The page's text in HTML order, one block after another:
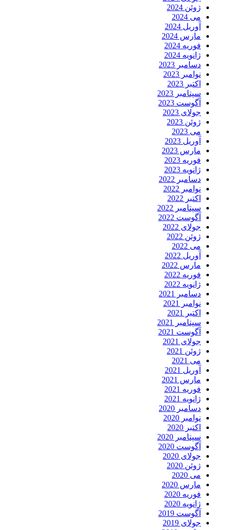
ژوئن 2024
می 2024
آوریل 2024
مارس 2024
فوریه 2024
ژانویه 2024
دسامبر 2023
نوامبر 2023
اکتبر 2023
سپتامبر 2023
آگوست 2023
جولای 2023
ژوئن 2023
می 2023
آوریل 2023
مارس 2023
فوریه 2023
ژانویه 2023
دسامبر 2022
نوامبر 2022
اکتبر 2022
سپتامبر 2022
آگوست 2022
جولای 2022
ژوئن 2022
می 2022
آوریل 2022
مارس 2022
فوریه 2022
ژانویه 2022
دسامبر 2021
نوامبر 2021
اکتبر 2021
سپتامبر 2021
آگوست 2021
جولای 2021
ژوئن 2021
می 2021
آوریل 2021
مارس 2021
فوریه 2021
ژانویه 2021
دسامبر 2020
نوامبر 2020
اکتبر 2020
سپتامبر 2020
آگوست 2020
جولای 2020
ژوئن 2020
می 2020
مارس 2020
فوریه 2020
ژانویه 2020
آگوست 2019
جولای 2019